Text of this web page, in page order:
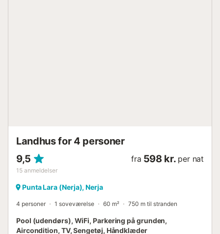
Landhus for 4 personer
9,5
15 anmeldelser
fra 598 kr. per nat
Punta Lara (Nerja), Nerja
4 personer 1 soveværelse 60 m² 750 m til stranden
Pool (udendørs), WiFi, Parkering på grunden,
Aircondition, TV, Sengetøj, Håndklæder